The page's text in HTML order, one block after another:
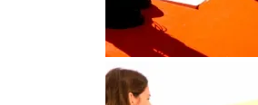
DGGO_23_094